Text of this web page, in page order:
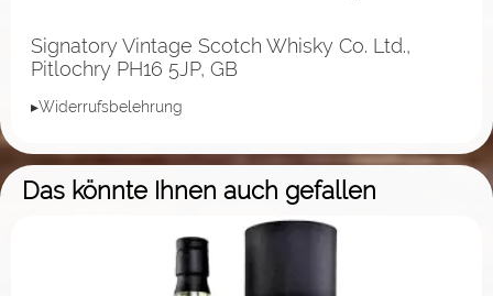
Signatory Vintage Scotch Whisky Co. Ltd.,
Pitlochry PH16 5JP, GB
▸Widerrufsbelehrung
Das könnte Ihnen auch gefallen